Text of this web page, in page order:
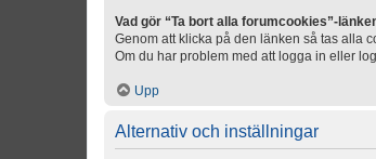
Vad gör “Ta bort alla forumcookies”-
Genom att klicka på den länken så tas alla
Om du har problem med att logga in eller
Upp
Alternativ och inställningar